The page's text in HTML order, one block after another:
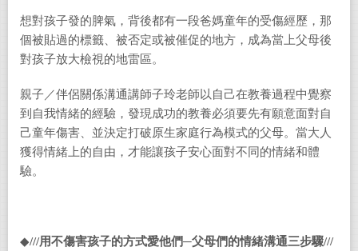
想對孩子發的脾氣，背後都有一段爸媽童年的受傷經歷，那
個被貼過的標籤、被否定或被催促的地方，成為當上父母後
對孩子放大檢視的地雷區。
親子／伴侶關係溝通講師子玲老師以自己在教養過程中覺察
到自我情緒的經驗，發現成功的教養必須要先有願意面對自
己童年傷害、並決定打破原生家庭行為模式的父母。當大人
獲得情緒上的自由，才能讓孩子安心面對不同的情緒和體
驗。
◆///用不傷害孩子的方式愛他們─父母們的情緒溝通三步驟///